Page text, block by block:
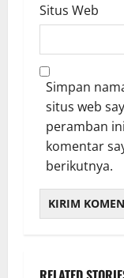
Situs Web
Simpan
situs web
peramban
komentar
berikutnya.